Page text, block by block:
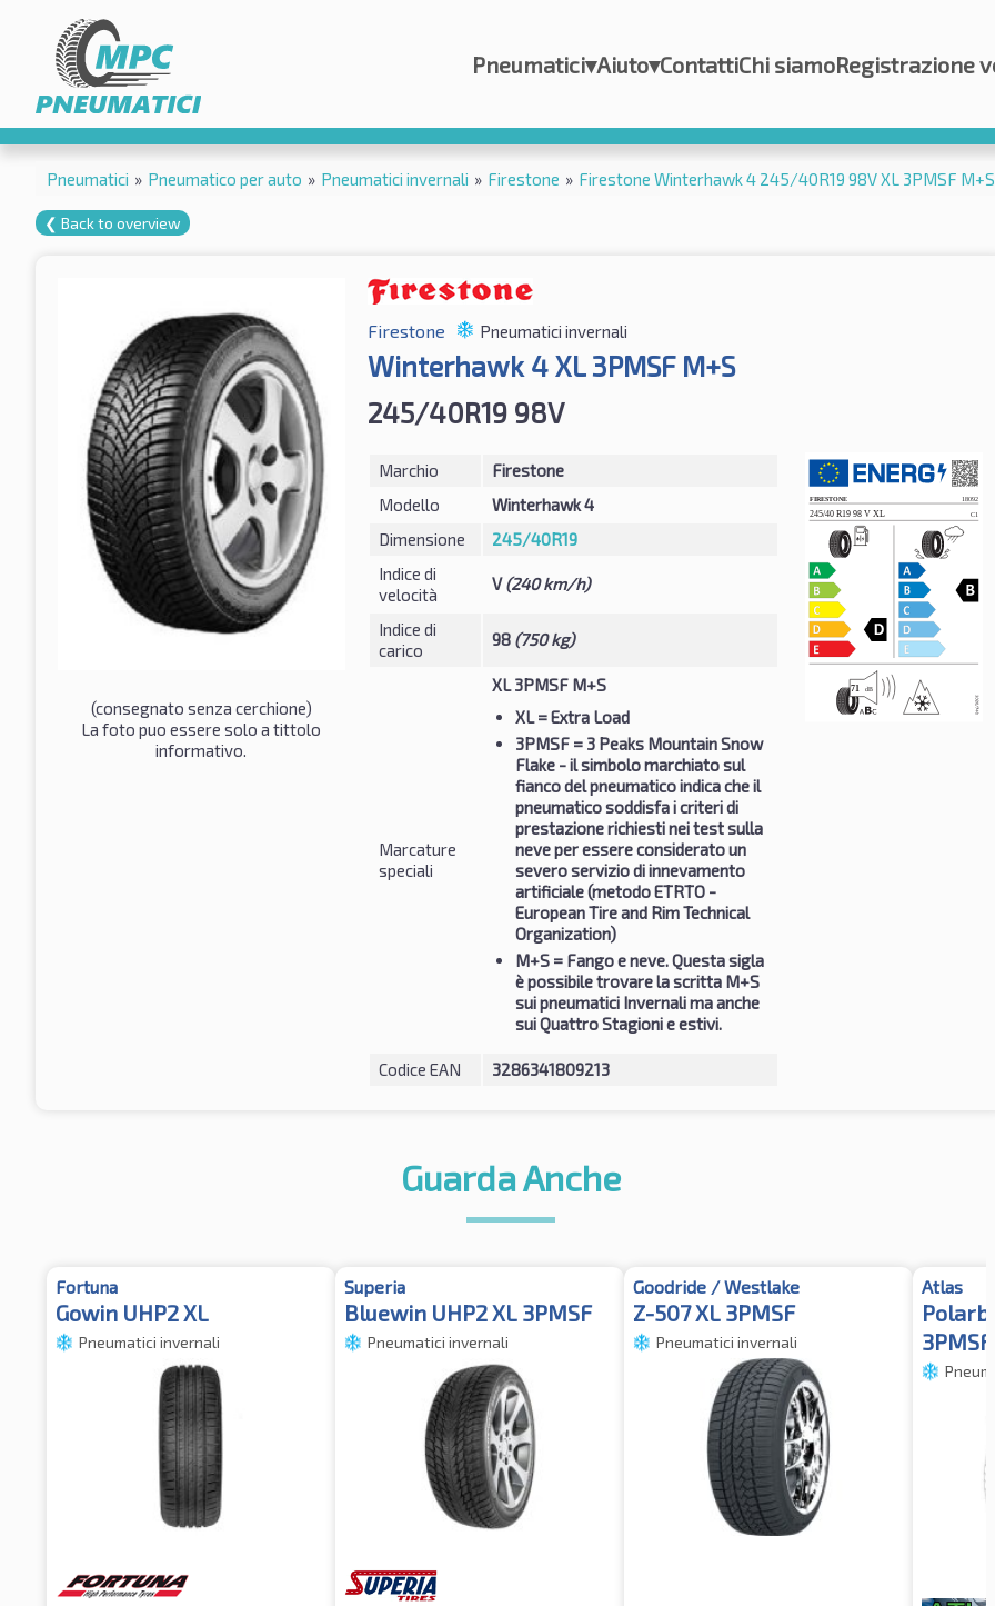
Pneumatici▾Aiuto▾ContattiChi siamoRegistrazione
Pneumatici » Pneumatico per auto » Pneumatici invernali » Firestone » Firestone Winterhawk 4 245/40R19 98V XL 3PMSF M+S
❮ Back to overview
(consegnato senza cerchione)
La foto puo essere solo a tittolo
informativo.
Firestone Pneumatici invernali
Winterhawk 4 XL 3PMSF M+S
245/40R19 98V
Marchio
Firestone
Modello
Winterhawk 4
Dimensione
245/40R19
Indice di
velocità
V(240 km/h)
Indice di
carico
98 (750 kg)
Marcature
speciali
XL 3PMSF M+S
XL= Extra Load
3PMSF= 3 Peaks Mountain Snow
Flake - il simbolo marchiato sul
fianco del pneumatico indica che il
pneumatico soddisfa i criteri di
prestazione richiesti nei test sulla
neve per essere considerato un
severo servizio di innevamento
artificiale (metodo ETRTO -
European Tire and Rim Technical
Organization)
M+S= Fango e neve. Questa sigla
è possibile trovare la scritta M+S
sui pneumatici Invernali ma anche
sui Quattro Stagioni e estivi.
Codice EAN 3286341809213
Guarda Anche
Fortuna
Gowin UHP2 XL
Pneumatici invernali
Superia
Bluewin UHP2 XL 3PMSF
Pneumatici invernali
Goodride / Westlake
Z-507 XL 3PMSF
Pneumatici invernali
Atlas
3PMSF